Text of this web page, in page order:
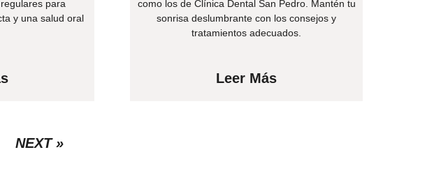
para
y una salud oral
como los de Clínica Dental San Pedro. Mantén tu
sonrisa deslumbrante con los consejos y
tratamientos adecuados.
Leer Más
NEXT »